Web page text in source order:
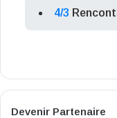
4/3
Devenir Partenaire